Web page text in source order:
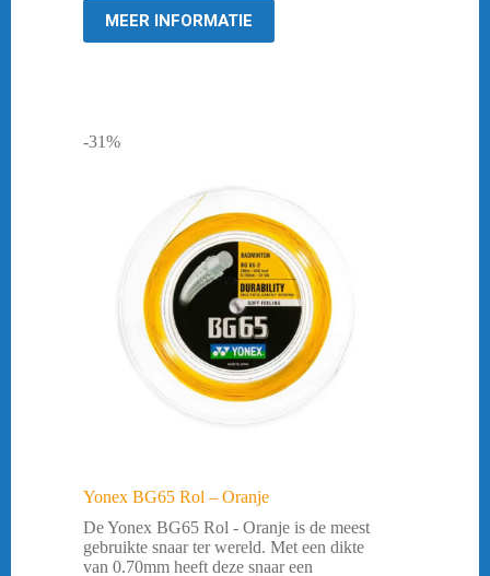
€ 129,95.
€ 89,95.
MEER INFORMATIE
-31%
Yonex BG65 Rol – Oranje
De Yonex BG65 Rol - Oranje is de meest
gebruikte snaar ter wereld. Met een dikte
van 0.70mm heeft deze snaar een